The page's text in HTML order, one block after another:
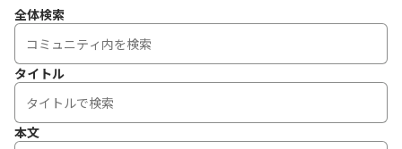
全体検索
タイトル
本文